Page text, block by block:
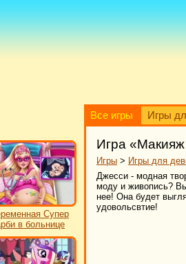
Все игры Игры
Супер
в больнице
Игра
Игры > Игры для
Джесси - модная
моду и живопись?
нее! Она будет
удовольсвтие!